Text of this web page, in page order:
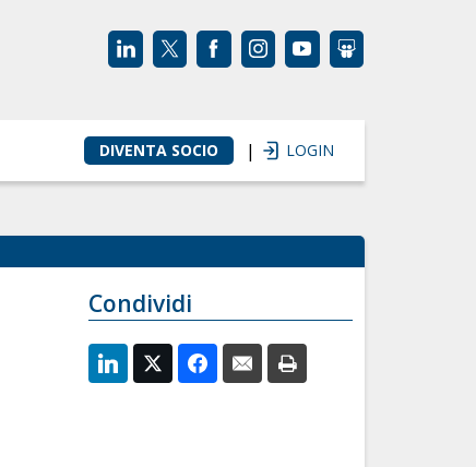
DIVENTA SOCIO | LOGIN
Condividi